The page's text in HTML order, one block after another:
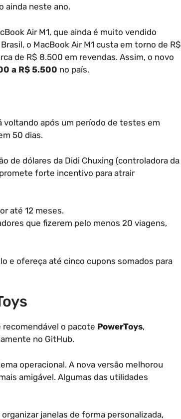
ainda neste ano.
Air M1, que ainda é muito vendido
o MacBook Air M1 custa em torno de R$
de R$ 8.500 em revendas. Assim, o novo
a R$ 5.500 no país.
voltando após um período de testes em
50 dias.
de dólares da Didi Chuxing (controladora da
forte incentivo para atrair
até 12 meses.
que fizerem pelo menos 20 viagens,
e ofereça até cinco cupons somados para
recomendável o pacote PowerToys,
no GitHub.
operacional. A nova versão melhorou
amigável. Algumas das utilidades
janelas de forma personalizada,